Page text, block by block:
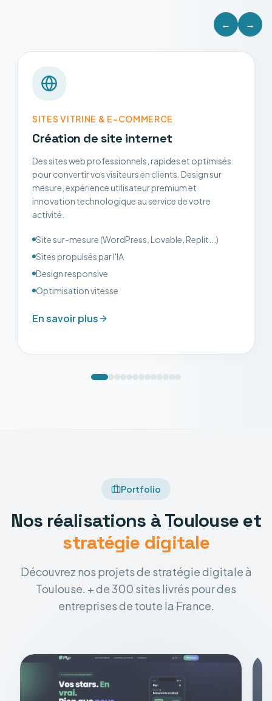
← →
SITES VITRINE & E-COMMERCE
Création de site internet
Des sites web professionnels, rapides et optimisés
pour convertir vos visiteurs en clients. Design sur
mesure, expérience utilisateur premium et
innovation technologique au service de votre
activité.
Site sur-mesure (WordPress, Lovable, Replit...)
Sites propulsés par l'IA
Design responsive
Optimisation vitesse
En savoir plus
Portfolio
Nos réalisations à Toulouse et
stratégie digitale
Découvrez nos projets de stratégie digitale à
Toulouse. + de 300 sites livrés pour des
entreprises de toute la France.